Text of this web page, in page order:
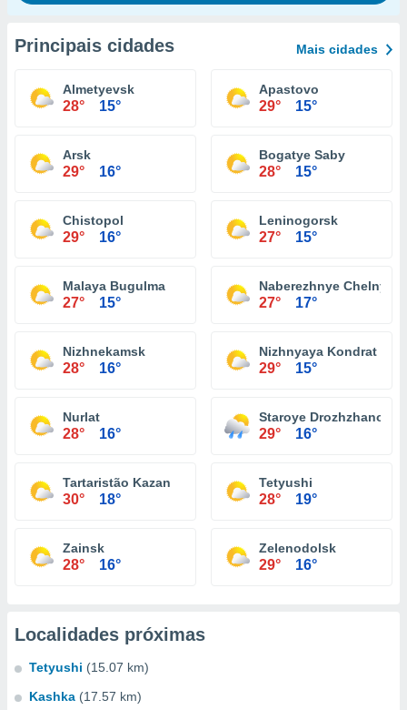
Principais cidades Mais cidades
Almetyevsk
28° 15°
Apastovo
29° 15°
Arsk
29° 16°
Bogatye Saby
28° 15°
Chistopol
29° 16°
Leninogorsk
27° 15°
Malaya Bugulma
27° 15°
Naberezhnye Chelny
27° 17°
Nizhnekamsk
28° 16°
Nizhnyaya Kondrat
29° 15°
Nurlat
28° 16°
Staroye Drozhzhanoye
29° 16°
Tartaristão Kazan
30° 18°
Tetyushi
28° 19°
Zainsk
28° 16°
Zelenodolsk
29° 16°
Localidades próximas
Tetyushi (15.07 km)
Kashka (17.57 km)